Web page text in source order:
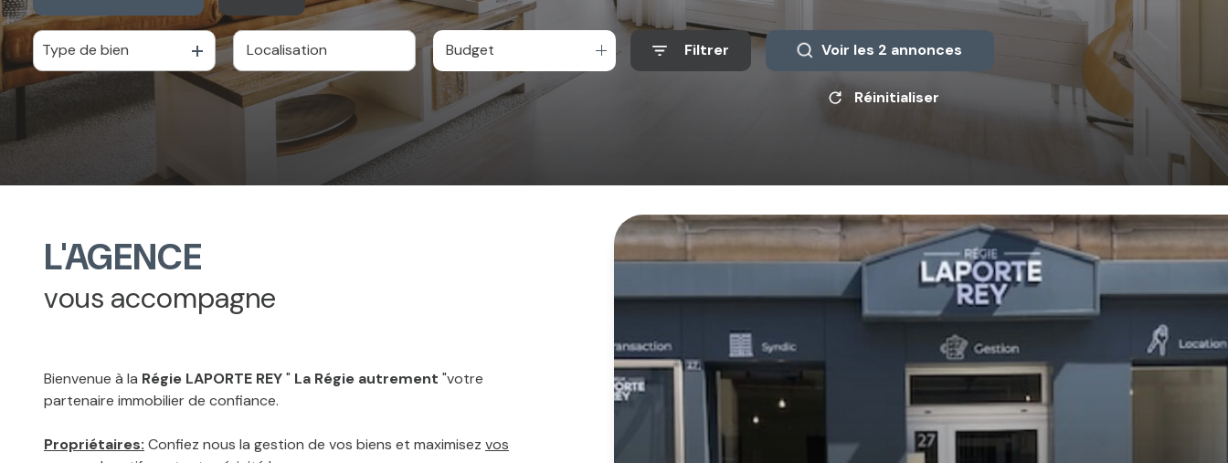
CONTACT
De l'ancien
Type de bien Budget Filtrer Voir les 2 annonces
Réinitialiser
L'AGENCE
vous accompagne
Bienvenue à la Régie LAPORTE REY" La Régie autrement "votre
partenaire immobilier de confiance.
Propriétaires: Confiez nous la gestion de vos biens et maximisez vos